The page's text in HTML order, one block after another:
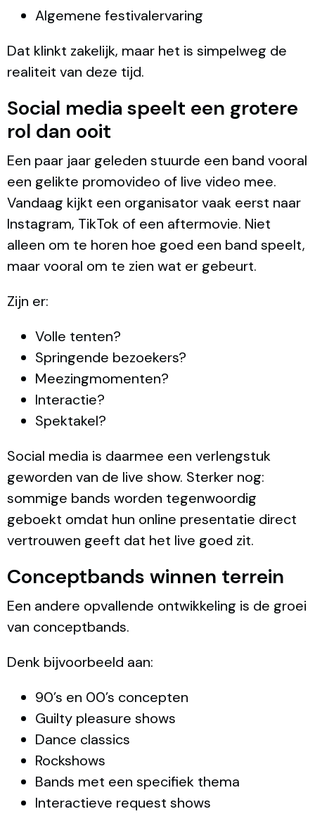
Algemene festivalervaring
Dat klinkt zakelijk, maar het is simpelweg de
realiteit van deze tijd.
Social media speelt een grotere
rol dan ooit
Een paar jaar geleden stuurde een band vooral
een gelikte promovideo of live video mee.
Vandaag kijkt een organisator vaak eerst naar
Instagram, TikTok of een aftermovie. Niet
alleen om te horen hoe goed een band speelt,
maar vooral om te zien wat er gebeurt.
Zijn er:
Volle tenten?
Springende bezoekers?
Meezingmomenten?
Interactie?
Spektakel?
Social media is daarmee een verlengstuk
geworden van de live show. Sterker nog:
sommige bands worden tegenwoordig
geboekt omdat hun online presentatie direct
vertrouwen geeft dat het live goed zit.
Conceptbands winnen terrein
Een andere opvallende ontwikkeling is de groei
van conceptbands.
Denk bijvoorbeeld aan:
90’s en 00’s concepten
Guilty pleasure shows
Dance classics
Rockshows
Bands met een specifiek thema
Interactieve request shows